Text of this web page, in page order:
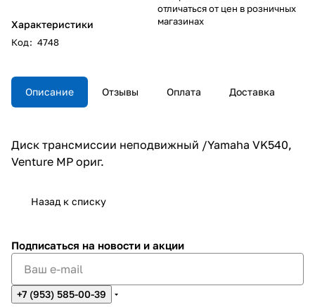
Характеристики
Код: 4748
отличаться от цен в розничных
магазинах
Описание Отзывы Оплата Доставка
Диск трансмиссии неподвижный /Yamaha VK540,
Venture MP ориг.
Назад к списку
Подписаться на новости и акции
+7 (953) 585-00-39